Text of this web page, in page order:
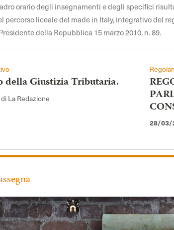
orario degli insegnamenti e degli specifici
percorso liceale del made in Italy, integrativo del
della Repubblica 15 marzo 2010, n. 89.
della Giustizia Tributaria.
di La Redazione
28/03/